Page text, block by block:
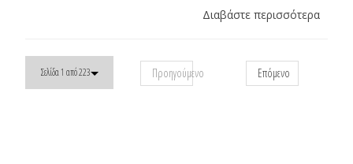
Διαβάστε περισσότερα
Σελίδα 1 από 223 Προηγούμενο Επόμενο